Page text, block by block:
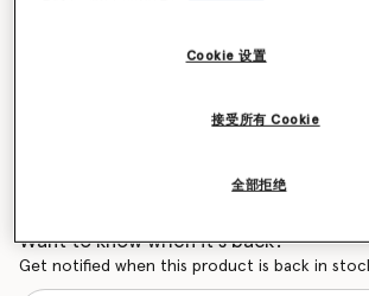
Want to know when it's back?
Get notified when this product is back in
Cookie 设置
全部拒绝
接受所有 Cookie